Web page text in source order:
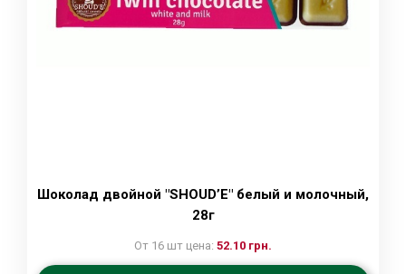
Шоколад двойной "SHOUD’E" белый и молочный,
28г
От 16 шт цена: 52.10 грн.